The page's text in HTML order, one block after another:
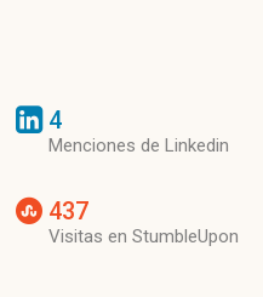
4
Menciones de Linkedin
437
Visitas en StumbleUpon